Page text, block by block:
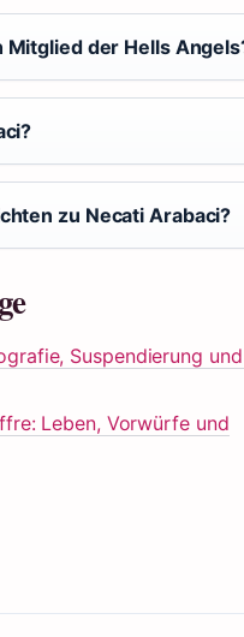
Mitglied der Hells
zu Necati Arabaci?
Suspendierung
Leben, Vorwürfe und